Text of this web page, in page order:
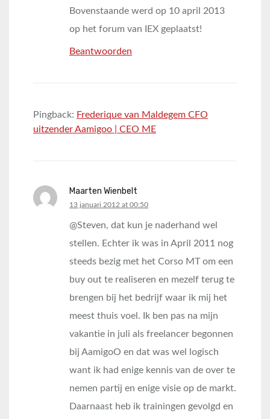
Bovenstaande werd op 10 april 2013
op het forum van IEX geplaatst!
Beantwoorden
Pingback: Frederique van Maldegem CFO
uitzender Aamigoo | CEO ME
Maarten Wienbelt
says:
13 januari 2012 at 00:50
@Steven, dat kun je naderhand wel
stellen. Echter ik was in April 2011 nog
steeds bezig met het Corso MT om een
buy out te realiseren en mezelf terug te
brengen bij het bedrijf waar ik mij het
meest thuis voel. Ik ben pas na mijn
vakantie in juli als freelancer begonnen
bij AamigoO en dat was wel logisch
want ik had enige kennis van de over te
nemen partij en enige visie op de markt.
Daarnaast heb ik trainingen gevolgd en